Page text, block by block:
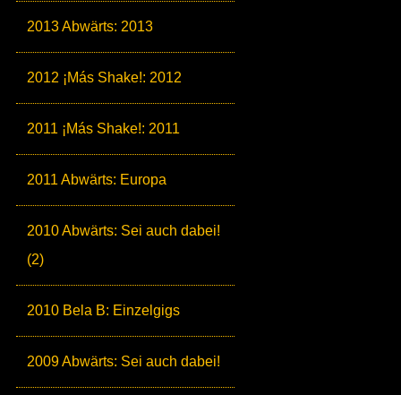
2013 Abwärts: 2013
2012 ¡Más Shake!: 2012
2011 ¡Más Shake!: 2011
2011 Abwärts: Europa
2010 Abwärts: Sei auch dabei!
(2)
2010 Bela B: Einzelgigs
2009 Abwärts: Sei auch dabei!